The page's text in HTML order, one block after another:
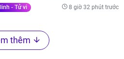
- Tử vi 8 giờ 32 phút trước
thêm